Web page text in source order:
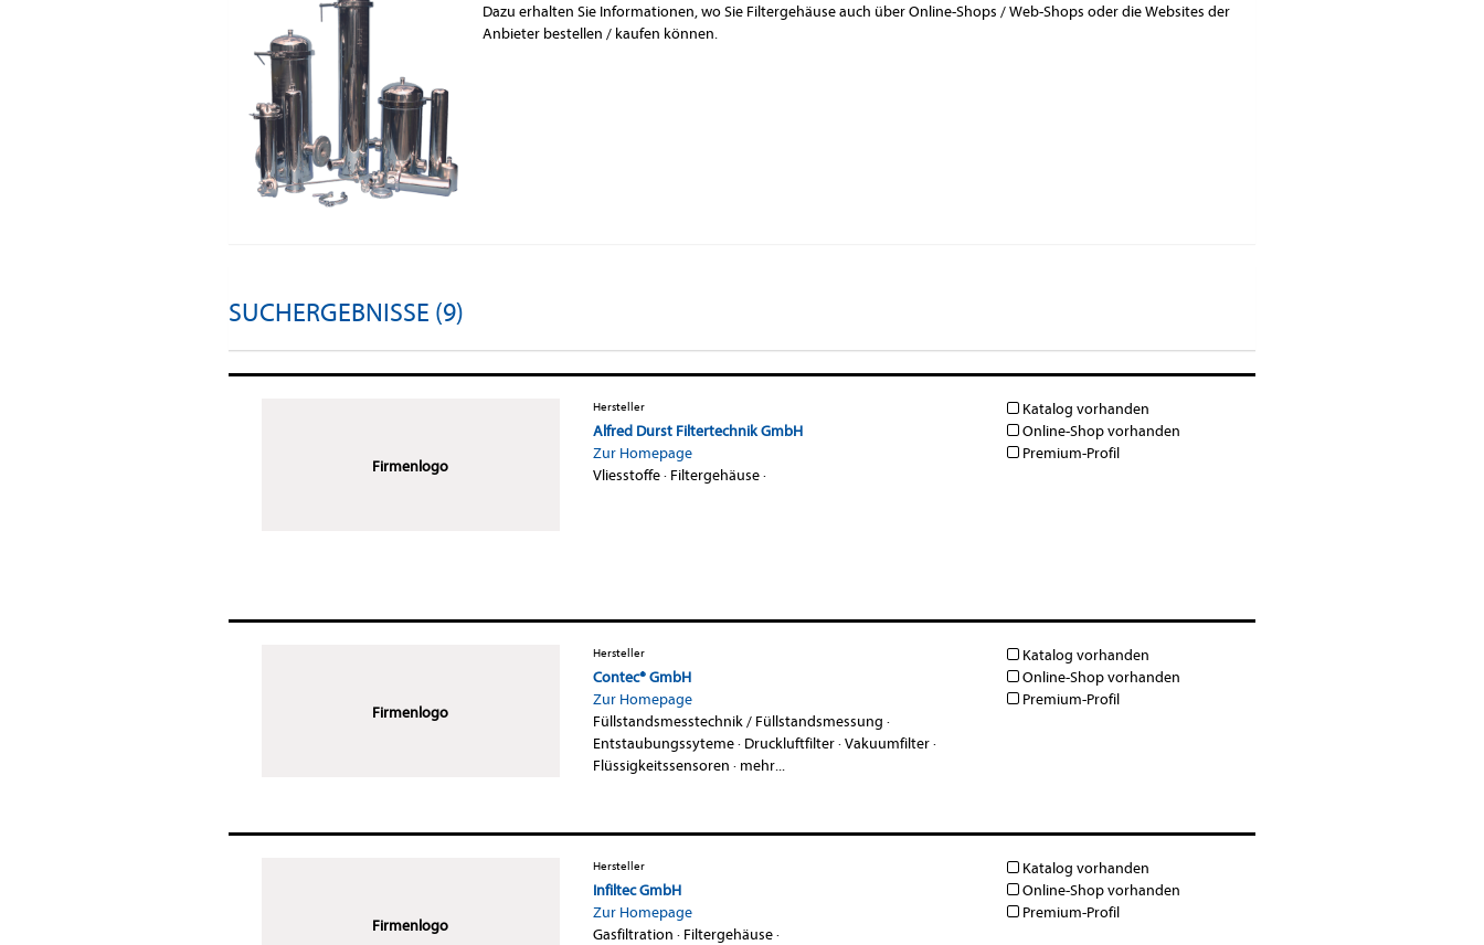
Dazu erhalten Sie Informationen, wo Sie Filtergehäuse auch über Online-Shops / Web-Shops oder die Websites der
Anbieter bestellen / kaufen können.
SUCHERGEBNISSE (9)
Firmenlogo
Hersteller
Alfred Durst Filtertechnik GmbH
Zur Homepage
Vliesstoffe· Filtergehäuse·
Katalog vorhanden
Online-Shop vorhanden
Premium-Profil
Firmenlogo
Hersteller
Contec® GmbH
Zur Homepage
Füllstandsmesstechnik / Füllstandsmessung ·
Entstaubungssyteme· Druckluftfilter·Vakuumfilter·
Flüssigkeitssensoren · mehr...
Katalog vorhanden
Online-Shop vorhanden
Premium-Profil
Firmenlogo
Hersteller
Infiltec GmbH
Zur Homepage
Gasfiltration · Filtergehäuse·
Katalog vorhanden
Online-Shop vorhanden
Premium-Profil